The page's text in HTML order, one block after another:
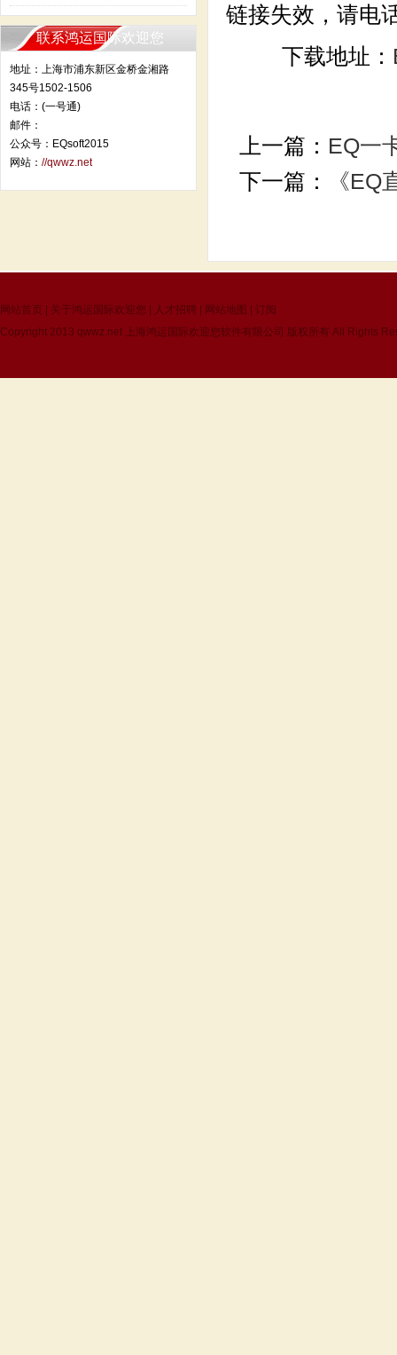
联系鸿运国际欢迎您
地址：上海市浦东新区金桥金湘路
345号1502-1506
电话：(一号通)
邮件：
公众号：EQsoft2015
网站： //qwwz.net
链接失效，请电
下载地址：
上一篇： EQ一
下一篇：
《
网站首页 关于鸿运国际欢迎您 人才招聘 网站地图
订阅
Copyright 2013 qwwz.net 上海鸿运国际欢迎您软件有限公司 版权所有 All Rights